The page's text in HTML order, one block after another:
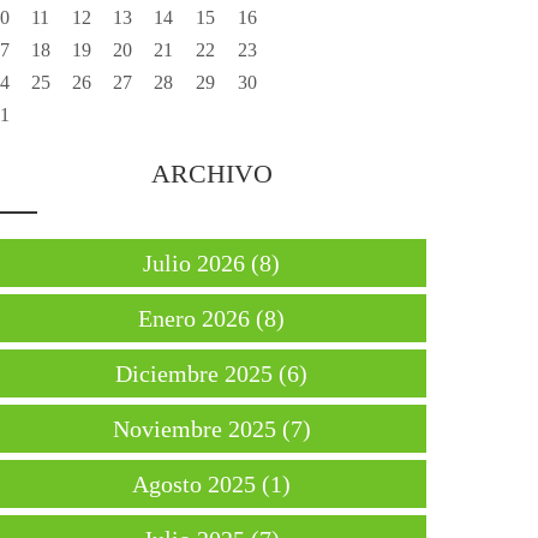
11 12 13 14 15
16
18 19 20 21 22
23
25 26 27 28 29
30
ARCHIVO
Julio 2026 (8)
Enero 2026 (8)
Diciembre 2025 (6)
Noviembre 2025 (7)
Agosto 2025 (1)